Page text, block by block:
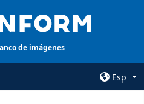
de imágenes
Esp